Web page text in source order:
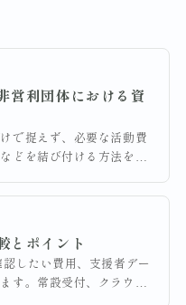
営利団体における資
で捉えず、必要な活動費
どを結び付ける方法を解
とポイント
したい費用、支援者デー
す。常設受付、クラウド